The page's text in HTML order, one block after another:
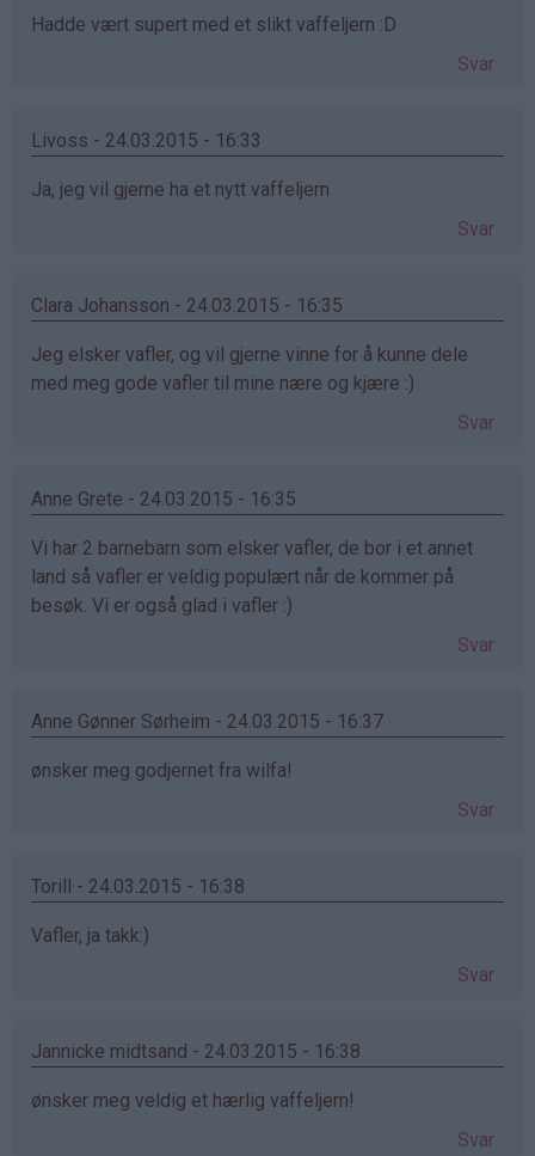
Hadde vært supert med et slikt vaffeljern :D
Svar
Livoss - 24.03.2015 - 16:33
Ja, jeg vil gjerne ha et nytt vaffeljern
Svar
Clara Johansson - 24.03.2015 - 16:35
Jeg elsker vafler, og vil gjerne vinne for å kunne dele
med meg gode vafler til mine nære og kjære :)
Svar
Anne Grete - 24.03.2015 - 16:35
Vi har 2 barnebarn som elsker vafler, de bor i et annet
land så vafler er veldig populært når de kommer på
besøk. Vi er også glad i vafler :)
Svar
Anne Gønner Sørheim - 24.03.2015 - 16:37
ønsker meg godjernet fra wilfa!
Svar
Torill - 24.03.2015 - 16:38
Vafler, ja takk:)
Svar
Jannicke midtsand - 24.03.2015 - 16:38
ønsker meg veldig et hærlig vaffeljern!
Svar